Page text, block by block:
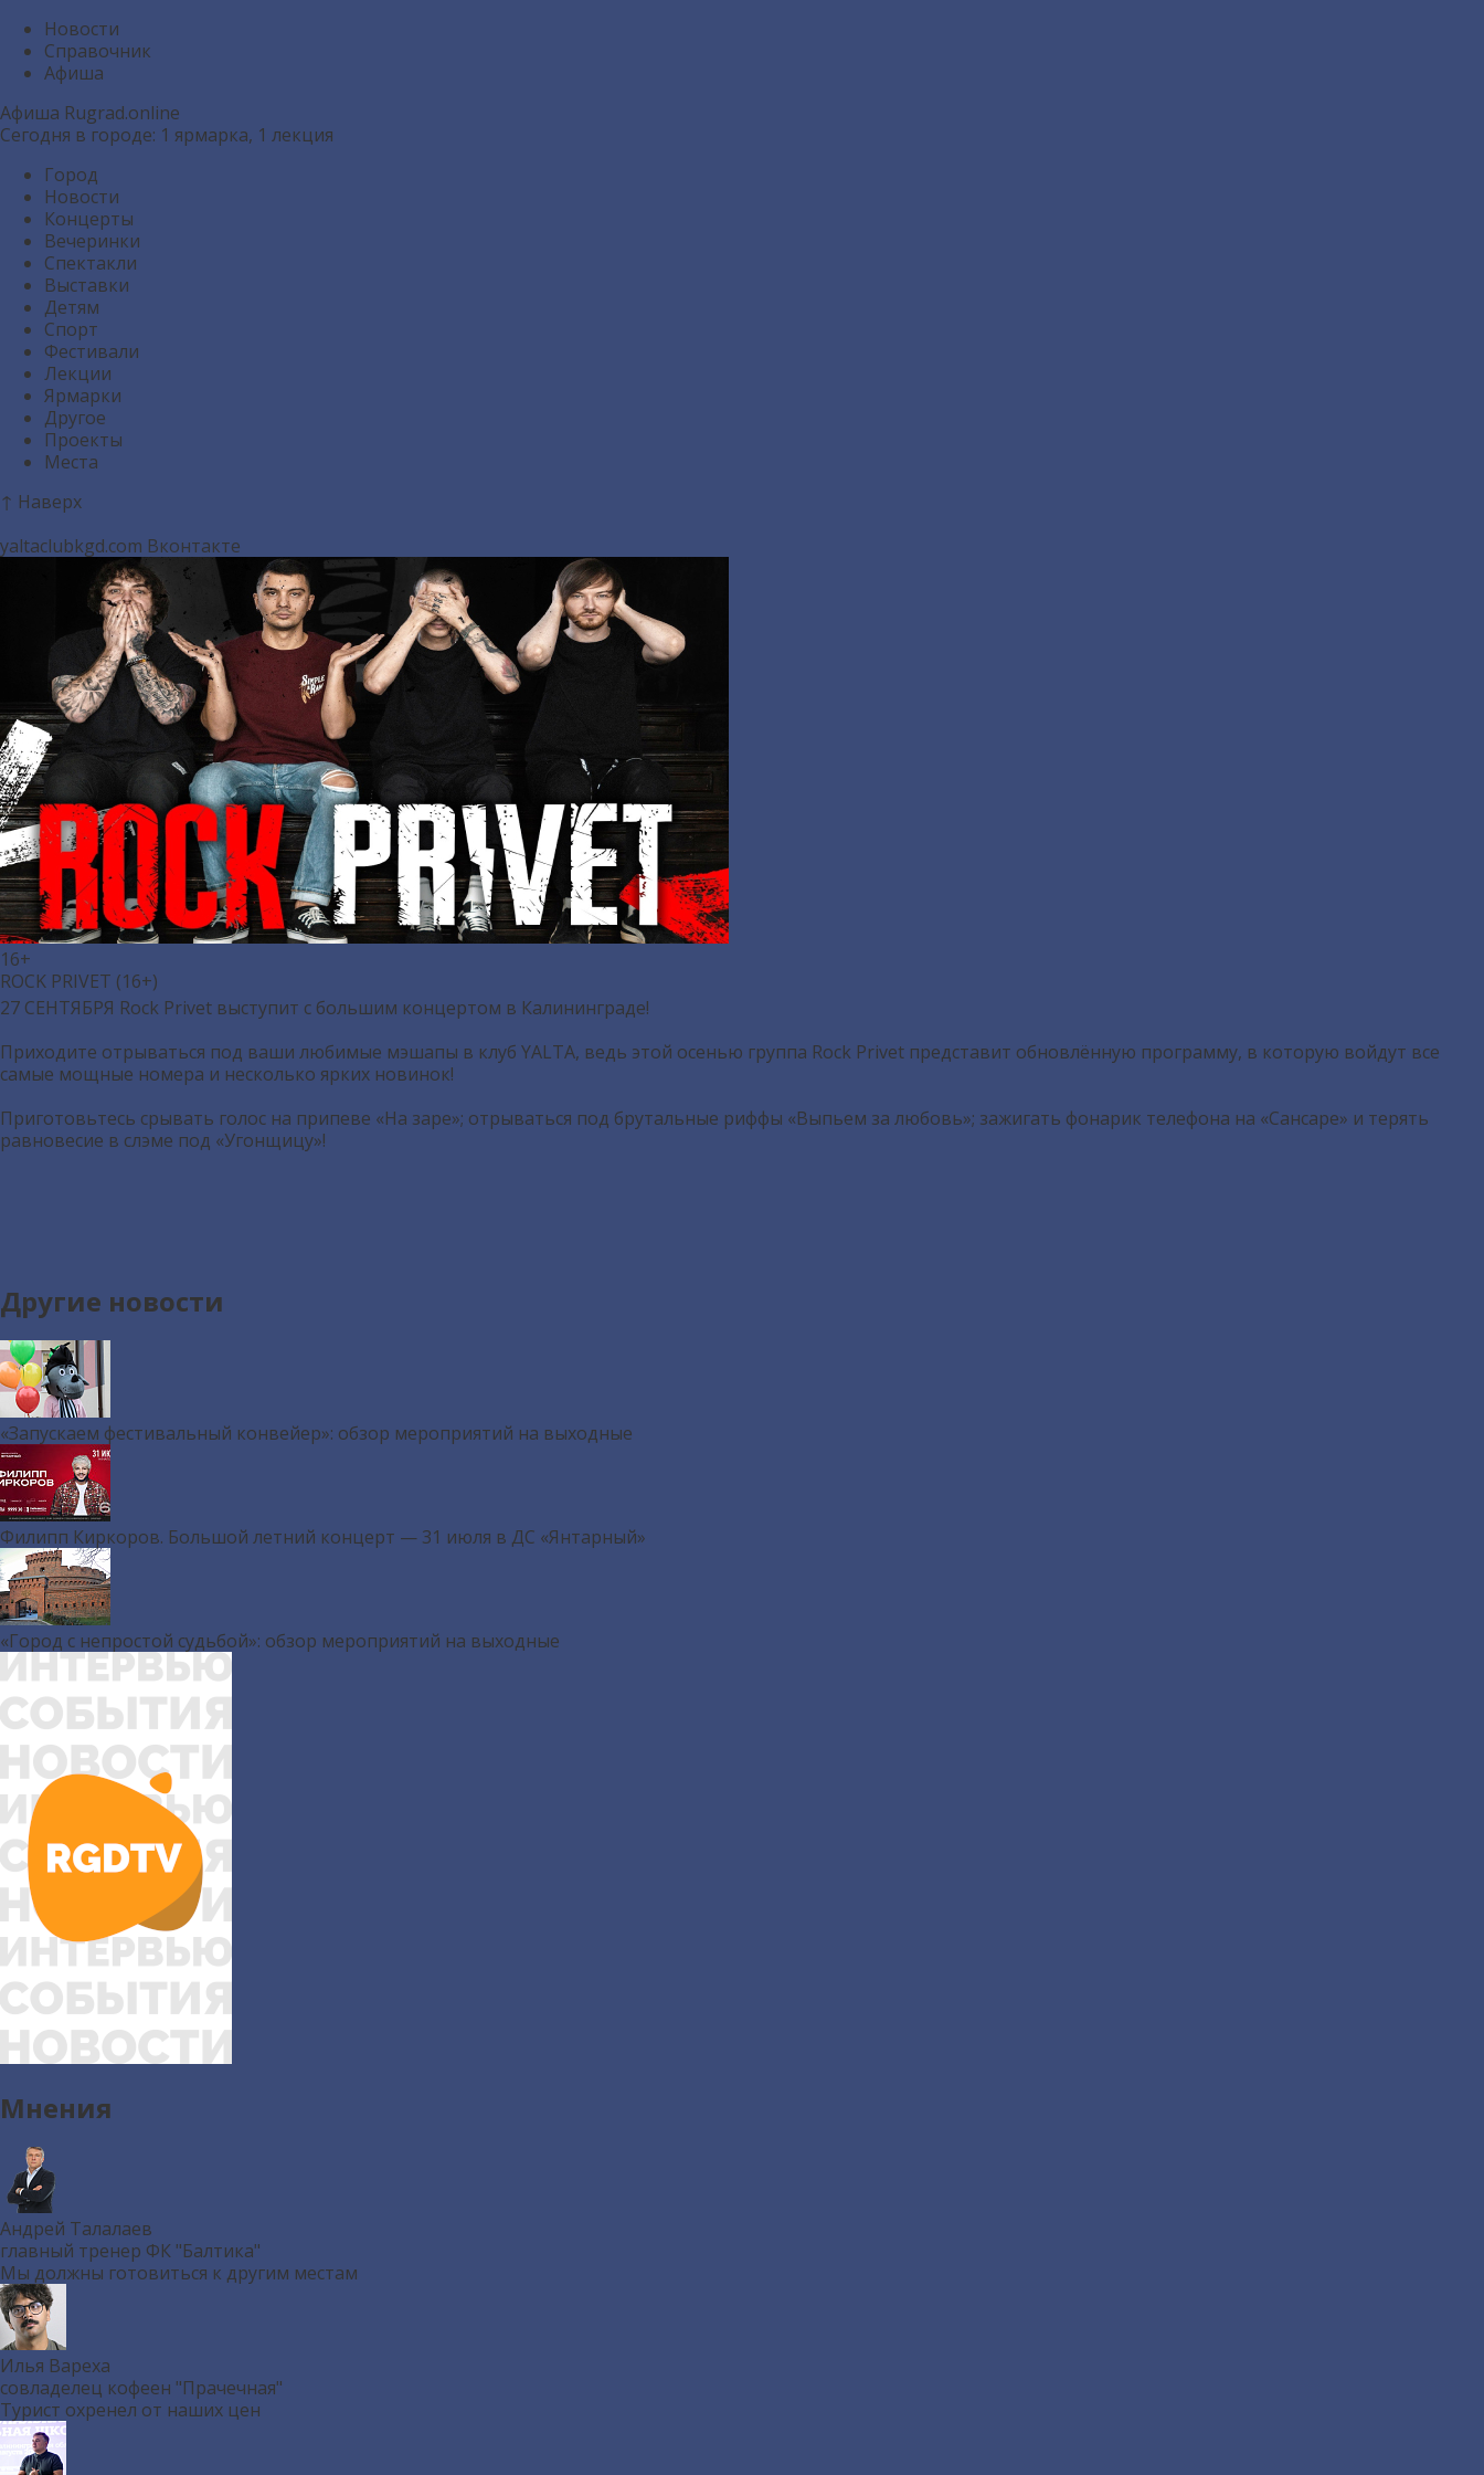
Новости
Справочник
Афиша
Афиша Rugrad.online
Сегодня в городе: 1 ярмарка, 1 лекция
Город
Новости
Концерты
Вечеринки
Спектакли
Выставки
Детям
Спорт
Фестивали
Лекции
Ярмарки
Другое
Проекты
Места
↑ Наверх
ROCK PRIVET (16+)
16+
yaltaclubkgd.com Вконтакте
27 СЕНТЯБРЯ Rock Privet выступит с большим концертом в Калининграде!
Приходите отрываться под ваши любимые мэшапы в клуб YALTA, ведь этой осенью группа Rock Privet представит обновлённую программу, в которую войдут все
самые мощные номера и несколько ярких новинок!
Приготовьтесь срывать голос на припеве «На заре»; отрываться под брутальные риффы «Выпьем за любовь»; зажигать фонарик телефона на «Сансаре» и терять
равновесие в слэме под «Угонщицу»!
Другие новости
«Запускаем фестивальный конвейер»: обзор мероприятий на выходные
Филипп Киркоров. Большой летний концерт — 31 июля в ДС «Янтарный»
«Город с непростой судьбой»: обзор мероприятий на выходные
Мнения
Андрей Талалаев
главный тренер ФК "Балтика"
Мы должны готовиться к другим местам
Илья Вареха
совладелец кофеен "Прачечная"
Турист охренел от наших цен